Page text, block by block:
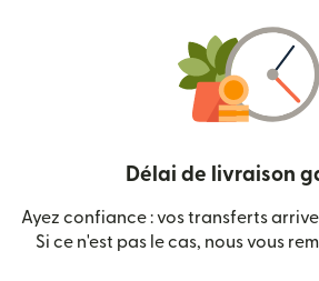
Délai de livraison
Ayez confiance : vos transferts
Si ce n'est pas le cas, nous vous